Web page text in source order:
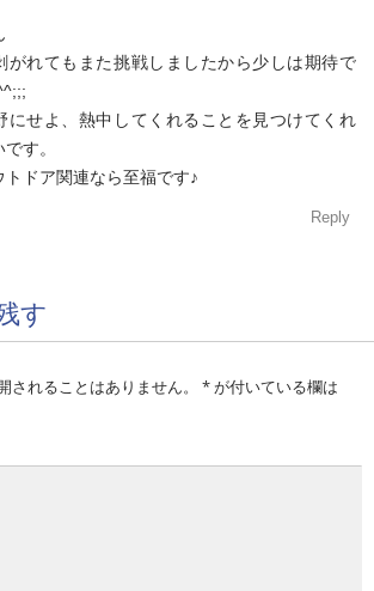
がれてもまた挑戦しましたから少しは期待で
にせよ、熱中してくれることを見つけてくれ
す。
トドア関連なら至福です♪
Reply
す
されることはありません。 *が付いている欄は